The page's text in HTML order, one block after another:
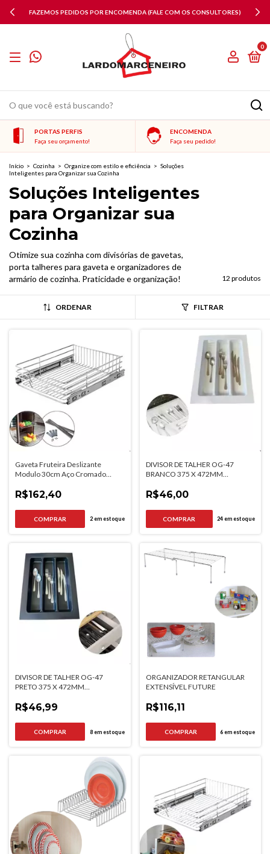
FAZEMOS PEDIDOS POR ENCOMENDA (FALE COM OS CONSULTORES)
0
PORTAS PERFIS
Faça seu orçamento!
ENCOMENDA
Faça seu pedido!
Início > Cozinha > Organize com estilo e eficiência > Soluções
Inteligentes para Organizar sua Cozinha
Soluções Inteligentes
para Organizar sua
Cozinha
Otimize sua cozinha com divisórias de gavetas,
porta talheres para gaveta e organizadores de
armário de cozinha. Praticidade e organização!
12 produtos
ORDENAR FILTRAR
Gaveta Fruteira Deslizante
Modulo 30cm Aço Cromado
R$162,40
2em estoque
DIVISOR DE TALHER OG-47
BRANCO 375 X 472MM
R$46,00
24em estoque
DIVISOR DE TALHER OG-47
PRETO 375 X 472MM
R$46,99
8em estoque
ORGANIZADOR RETANGULAR
EXTENSÍVEL FUTURE
R$116,11
6em estoque